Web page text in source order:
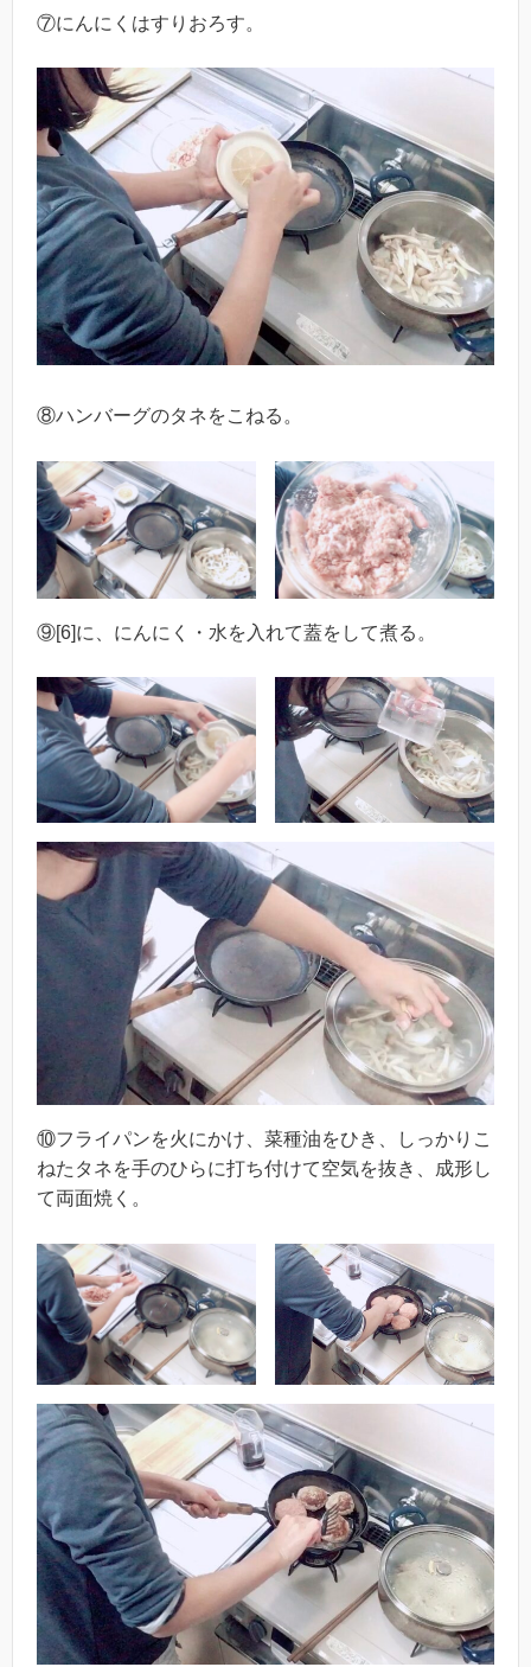
⑦にんにくはすりおろす。
⑧ハンバーグのタネをこねる。
⑨[6]に、にんにく・水を入れて蓋をして煮る。
⑩フライパンを火にかけ、菜種油をひき、しっかりこ
ねたタネを手のひらに打ち付けて空気を抜き、成形し
て両面焼く。